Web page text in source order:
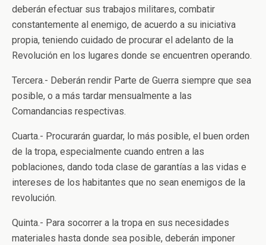
deberán efectuar sus trabajos militares, combatir
constantemente al enemigo, de acuerdo a su iniciativa
propia, teniendo cuidado de procurar el adelanto de la
Revolución en los lugares donde se encuentren operando.
Tercera.- Deberán rendir Parte de Guerra siempre que sea
posible, o a más tardar mensualmente a las
Comandancias respectivas.
Cuarta.- Procurarán guardar, lo más posible, el buen orden
de la tropa, especialmente cuando entren a las
poblaciones, dando toda clase de garantías a las vidas e
intereses de los habitantes que no sean enemigos de la
revolución.
Quinta.- Para socorrer a la tropa en sus necesidades
materiales hasta donde sea posible, deberán imponer